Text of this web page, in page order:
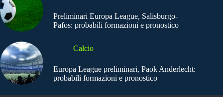
Preliminari Europa League, Salisburgo-
Pafos: probabili formazioni e pronostico
Calcio
Europa League preliminari, Paok Anderlecht:
probabili formazioni e pronostico